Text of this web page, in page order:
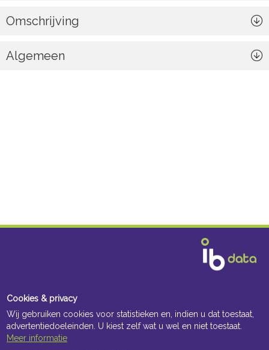
Omschrijving
Algemeen
Cookies & privacy
Wij gebruiken cookies voor statistieken en, indien u dat toestaat,
advertentiedoeleinden. U kiest zelf wat u wel en niet toestaat.
Meer informatie